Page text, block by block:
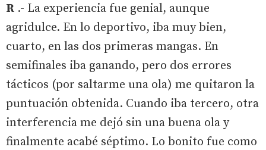
R .- La experiencia fue genial, aunque
agridulce. En lo deportivo, iba muy bien,
cuarto, en las dos primeras mangas. En
semifinales iba ganando, pero dos errores
tácticos (por saltarme una ola) me quitaron la
puntuación obtenida. Cuando iba tercero, otra
interferencia me dejó sin una buena ola y
finalmente acabé séptimo. Lo bonito fue como